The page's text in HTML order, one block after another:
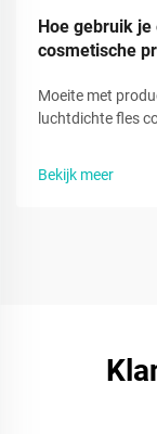
Hoe gebruik
cosmetische
Moeite met
luchtdichte fles
de volledige
Bekijk meer